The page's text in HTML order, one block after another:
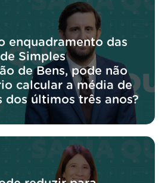
enquadramento das
Simples
de Bens, pode não
calcular a média de
dos últimos três anos?